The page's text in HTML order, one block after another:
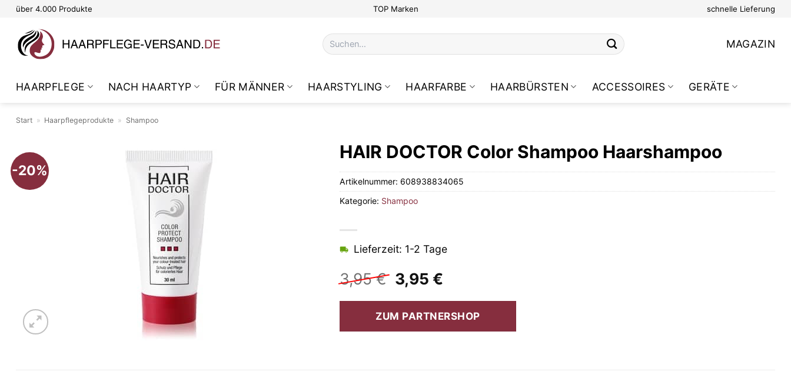
Zum
springen
über 4.000 Produkte TOP Marken schnelle Lieferung
Suchen
nach:
MAGAZIN
HAARPFLEGE NACH HAARTYP FÜR MÄNNER HAARSTYLING HAARFARBE HAARBÜRSTEN ACCESSOIRES GERÄTE
Start » Haarpflegeprodukte » Shampoo
-20%
HAIR DOCTOR Color Shampoo Haarshampoo
3,95€ Ursprünglicher
Preis
war:
3,95 €
3,95 €Aktueller
ist:
3,95 €.
Lieferzeit: 1-2 Tage
ZUM PARTNERSHOP
Artikelnummer: 608938834065
Kategorie: Shampoo